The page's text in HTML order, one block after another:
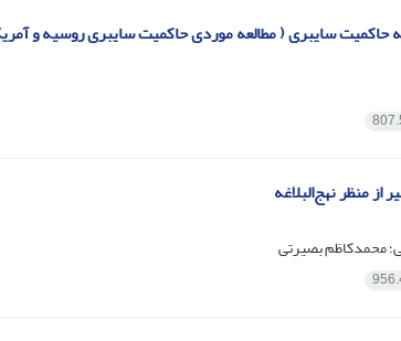
سایبری ( مطالعه موردی حاکمیت سایبری روسیه و
منظر نهج‌البلاغه
محمدکاظم بصیرتی